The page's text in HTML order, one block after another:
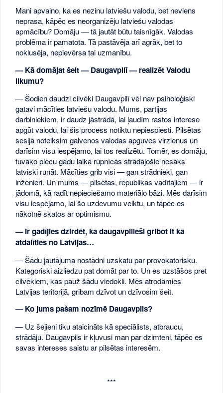
Mani apvaino, ka es nezinu latviešu valodu, bet neviens
neprasa, kāpēc es neorganizēju latviešu valodas
apmācību? Domāju — tā jautāt būtu taisnīgāk. Valodas
problēma ir pamatota. Tā pastāvēja arī agrāk, bet to
noklusēja, nepievērsa tai uzmanību.
— Kā domājat šeit — Daugavpilī — realizēt Valodu
likumu?
— Šodien daudzi cilvēki Daugavpilī vēl nav psiholoģiski
gatavi mācīties latviešu valodu. Mums, partijas
darbiniekiem, ir daudz jāstrādā, lai ļaudīm rastos interese
apgūt valodu, lai šis process notiktu nepiespiesti. Pilsētas
sesijā noteiksim galvenos valodas apguves virzienus un
darīsim visu iespējamo, lai tos realizētu. Tomēr, es domāju,
tuvāko piecu gadu laikā rūpnīcās strādājošie nesāks
latviski runāt. Mācīties grib visi — gan strādnieki, gan
inženieri. Un mums — pilsētas, republikas vadītājiem — ir
jādomā, kā radīt nepieciešamo materiālo bāzi. Mēs darīsim
visu iespējamo, lai šo uzdevumu veiktu, un tāpēc es
nākotnē skatos ar optimismu.
— Ir gadījies dzirdēt, ka daugavpilieši gribot it kā
atdalīties no Latvijas…
— Šādu jautājuma nostādni uzskatu par provokatorisku.
Kategoriski aizliedzu pat domāt par to. Un es uzstāšos pret
cilvēkiem, kas pauž šādu viedokli. Mēs atrodamies
Latvijas teritorijā, gribam dzīvot un dzīvosim šeit.
— Ko jums pašam nozīmē Daugavpils?
— Uz šejieni tiku ataicināts kā speciālists, atbraucu,
strādāju. Daugavpils ir kļuvusi man par dzimteni, tāpēc es
savas intereses saistu ar pilsētas interesēm.
***